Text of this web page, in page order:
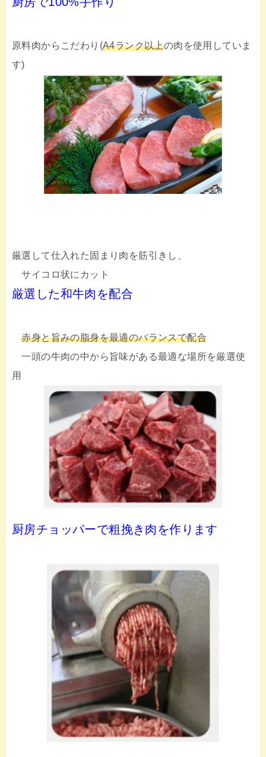
原料肉からこだわり(A4ランク以上の肉を使用していま
す)
厳選して仕入れた固まり肉を筋引きし、
サイコロ状にカット
厳選した和牛肉を配合
赤身と旨みの脂身を最適のバランスで配合
一頭の牛肉の中から旨味がある最適な場所を厳選使
用
厨房チョッパーで粗挽き肉を作ります